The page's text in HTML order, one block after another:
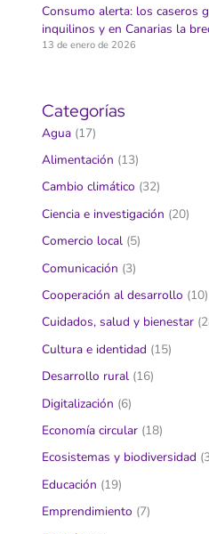
Consumo alerta: los caseros
inquilinos y en Canarias la
13 de enero de 2026
Categorías
Agua (17)
Alimentación (13)
Cambio climático (32)
Ciencia e investigación (20)
Comercio local (5)
Comunicación (3)
Cooperación al desarrollo (10)
Cuidados, salud y bienestar
Cultura e identidad (15)
Desarrollo rural (16)
Digitalización (6)
Economía circular (18)
Ecosistemas y biodiversidad
Educación (19)
Emprendimiento (7)